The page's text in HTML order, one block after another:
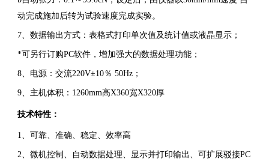
动完成施加后转为试验速度完成实验。
7、数据输出方式：表格式打印单次值及统计值或液晶显示；
*可另行订购PC软件，增加强大的数据处理功能；
8、电源：交流220V±10％ 50Hz；
9、主机体积：1260mm高X360宽X320厚
技术特性：
1、可靠、准确、稳定、效率高
2、微机控制、自动数据处理、显示并打印输出、可扩展驳接PC